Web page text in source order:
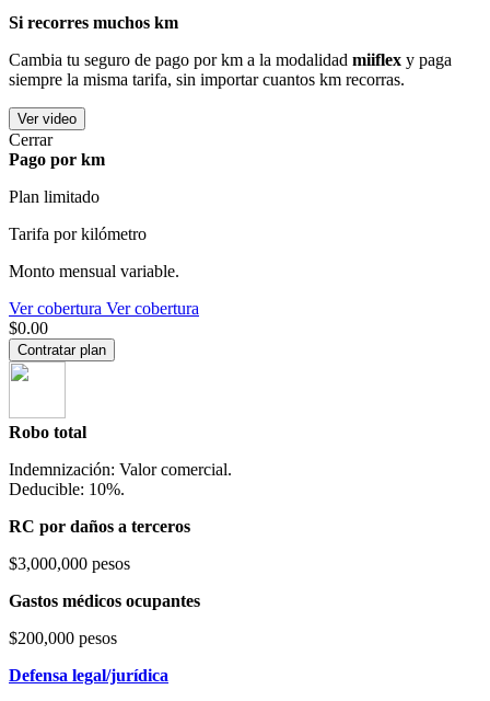
Si recorres muchos km
Cambia tu seguro de pago por km a la modalidad miiflex y paga
siempre la misma tarifa, sin importar cuantos km recorras.
Ver video
Cerrar
Pago por km
Plan limitado
Tarifa por kilómetro
Monto mensual variable.
Ver cobertura Ver cobertura
$0.00
Contratar plan
Robo total
Indemnización: Valor comercial.
Deducible: 10%.
RC por daños a terceros
$3,000,000 pesos
Gastos médicos ocupantes
$200,000 pesos
Defensa legal/jurídica